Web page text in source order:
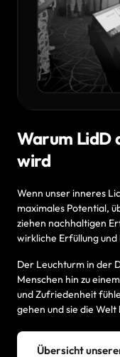
Warum LidD
wird
Wenn unser inneres
maximales Potential,
ziehen nachhaltigen
wirkliche Erfüllung und
Der Leuchturm in der
Menschen hin zu einem
und Zufriedenheit
gehen und sie die Welt
Übersicht